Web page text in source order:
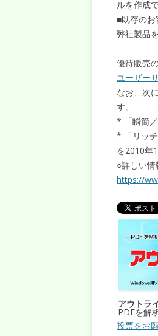
ルを作成
■既存のお
弊社製品
優待販売
ユーザー
なお、次
す。
* 「瞬簡
* 「リッ
を2010年
○詳しい情
https://
アウトラ
PDFを解
投票をお